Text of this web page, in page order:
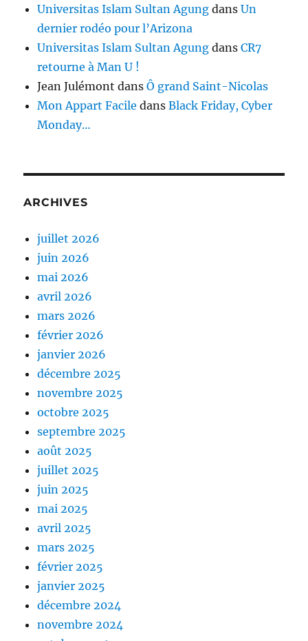
Universitas Islam Sultan Agung dansUn
dernier rodéo pour l’Arizona
Universitas Islam Sultan Agung dansCR7
retourne à Man U !
Jean Julémont dansÔ grand Saint-Nicolas
Mon Appart Facile dansBlack Friday, Cyber
Monday…
ARCHIVES
juillet 2026
juin 2026
mai 2026
avril 2026
mars 2026
février 2026
janvier 2026
décembre 2025
novembre 2025
octobre 2025
septembre 2025
août 2025
juillet 2025
juin 2025
mai 2025
avril 2025
mars 2025
février 2025
janvier 2025
décembre 2024
novembre 2024